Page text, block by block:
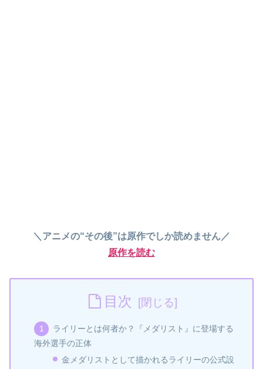
＼アニメの“その後”は原作でしか読めません／
原作を読む
目次
ライリーとは何者か？『メダリスト』に登場する
海外選手の正体
金メダリストとして描かれるライリーの公式設